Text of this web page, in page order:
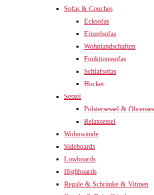
Sofas & Couches
Ecksofas
Einzelsofas
Wohnlandschaften
Funktionssofas
Schlafsofas
Hocker
Sessel
Polstersessel &
Relaxsessel
Wohnwände
Sideboards
Lowboards
Highboards
Regale & Schränke & Vitinen